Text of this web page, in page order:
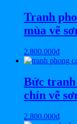
Tranh
mùa vẽ
2.800.000₫
Bức tranh
chín vẽ
2.800.000₫